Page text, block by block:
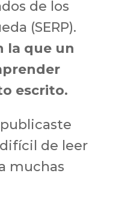
de los
(SERP).
la que un
escrito.
de leer
muchas